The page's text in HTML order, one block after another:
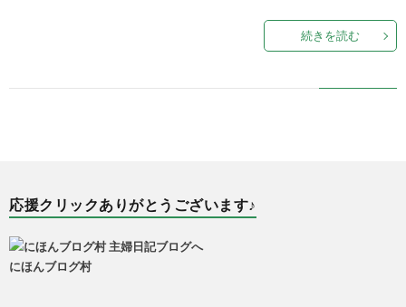
続きを読む
応援クリックありがとうございます♪
にほんブログ村